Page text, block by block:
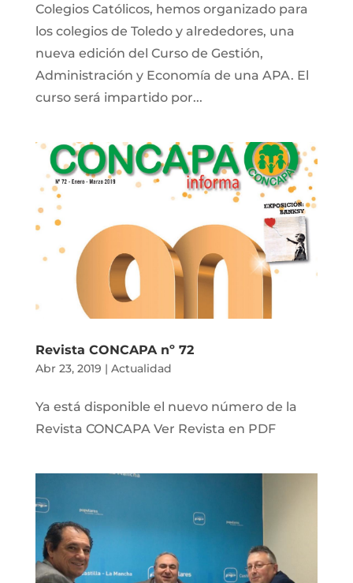
Colegios Católicos, hemos organizado para
los colegios de Toledo y alrededores, una
nueva edición del Curso de Gestión,
Administración y Economía de una APA. El
curso será impartido por...
Revista CONCAPA nº 72
Abr 23, 2019 | Actualidad
Ya está disponible el nuevo número de la
Revista CONCAPA Ver Revista en PDF